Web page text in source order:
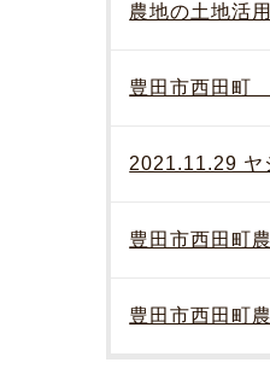
豊田市西田町
2021.11.29 ヤ
豊田市西田町
豊田市西田町